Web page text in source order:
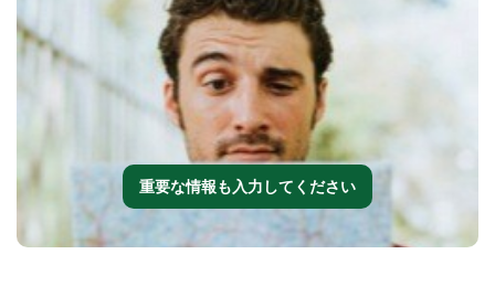
重要な情報も入力してください